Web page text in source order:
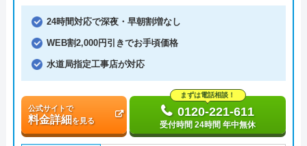
24時間対応で深夜・早朝割増なし
WEB割2,000円引きでお手頃価格
水道局指定工事店が対応
公式サイトで
料金詳細を見る
まずは電話相談！
0120-221-611
受付時間 24時間 年中無休